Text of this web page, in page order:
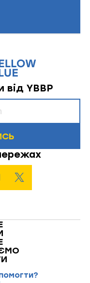
від YBBP